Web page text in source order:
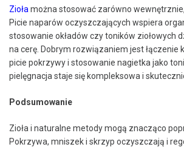
Zioła można stosować zarówno
Picie naparów oczyszczających wspiera
stosowanie okładów czy toników ziołowych
na cerę. Dobrym rozwiązaniem jest łączenie
picie pokrzywy i stosowanie nagietka jako
pielęgnacja staje się kompleksowa i
Podsumowanie
Zioła i naturalne metody mogą znacząco
Pokrzywa, mniszek i skrzyp oczyszczają i